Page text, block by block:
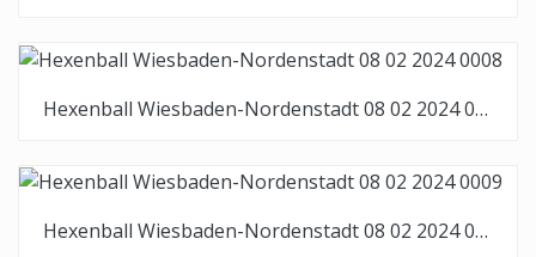
Hexenball Wiesbaden-Nordenstadt 08 02 2024 0008
Hexenball Wiesbaden-Nordenstadt 08 02 2024 0009